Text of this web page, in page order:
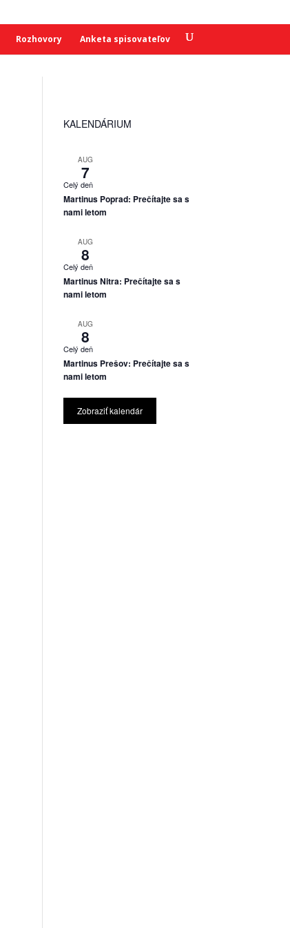
Rozhovory Anketa spisovateľov
KALENDÁRIUM
AUG
7
Celý deň
Martinus Poprad: Prečítajte sa s
nami letom
AUG
8
Celý deň
Martinus Nitra: Prečítajte sa s
nami letom
AUG
8
Celý deň
Martinus Prešov: Prečítajte sa s
nami letom
Zobraziť kalendár